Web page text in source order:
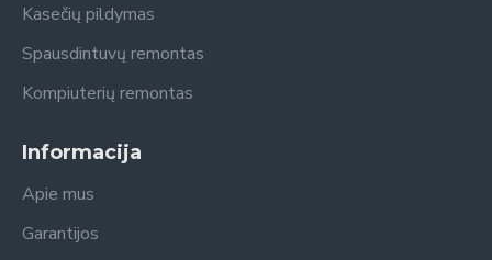
Kasečių pildymas
Spausdintuvų remontas
Kompiuterių remontas
Informacija
Apie mus
Garantijos